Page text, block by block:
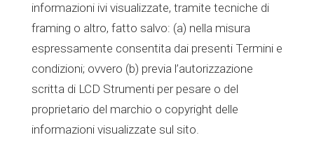
informazioni ivi visualizzate, tramite tecniche di
framing o altro, fatto salvo: (a) nella misura
espressamente consentita dai presenti Termini e
condizioni; ovvero (b) previa l’autorizzazione
scritta di LCD Strumenti per pesare o del
proprietario del marchio o copyright delle
informazioni visualizzate sul sito.